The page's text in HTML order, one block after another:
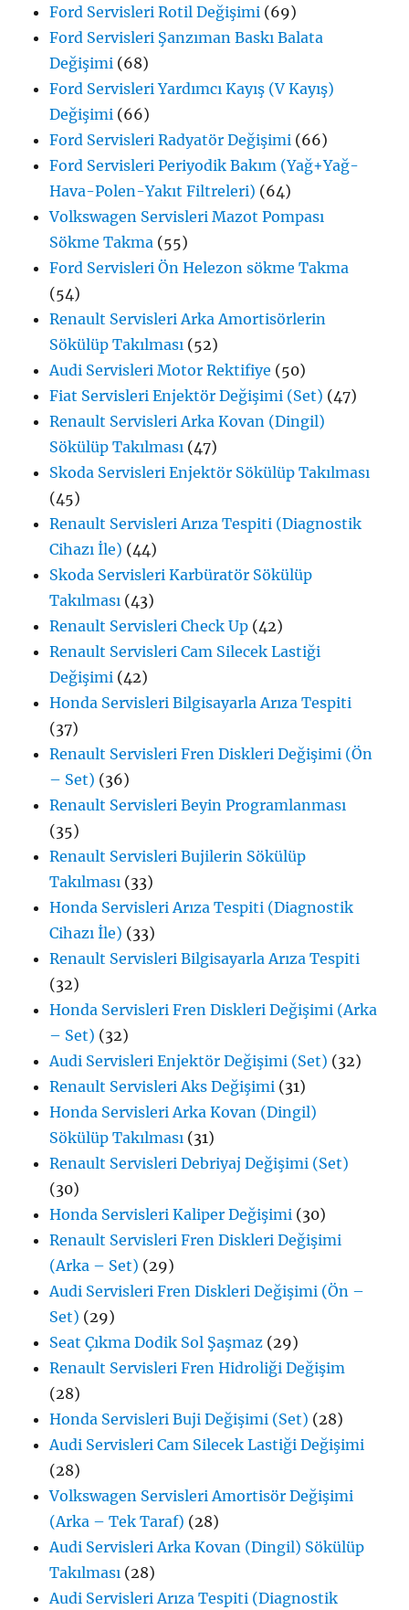
Ford Servisleri Rotil Değişimi (69)
Ford Servisleri Şanzıman Baskı Balata
Değişimi (68)
Ford Servisleri Yardımcı Kayış (V Kayış)
Değişimi (66)
Ford Servisleri Radyatör Değişimi (66)
Ford Servisleri Periyodik Bakım (Yağ+Yağ-
Hava-Polen-Yakıt Filtreleri) (64)
Volkswagen Servisleri Mazot Pompası
Sökme Takma (55)
Ford Servisleri Ön Helezon sökme Takma
(54)
Renault Servisleri Arka Amortisörlerin
Sökülüp Takılması (52)
Audi Servisleri Motor Rektifiye (50)
Fiat Servisleri Enjektör Değişimi (Set) (47)
Renault Servisleri Arka Kovan (Dingil)
Sökülüp Takılması (47)
Skoda Servisleri Enjektör Sökülüp Takılması
(45)
Renault Servisleri Arıza Tespiti (Diagnostik
Cihazı İle) (44)
Skoda Servisleri Karbüratör Sökülüp
Takılması (43)
Renault Servisleri Check Up (42)
Renault Servisleri Cam Silecek Lastiği
Değişimi (42)
Honda Servisleri Bilgisayarla Arıza Tespiti
(37)
Renault Servisleri Fren Diskleri Değişimi (Ön
– Set) (36)
Renault Servisleri Beyin Programlanması
(35)
Renault Servisleri Bujilerin Sökülüp
Takılması (33)
Honda Servisleri Arıza Tespiti (Diagnostik
Cihazı İle) (33)
Renault Servisleri Bilgisayarla Arıza Tespiti
(32)
Honda Servisleri Fren Diskleri Değişimi (Arka
– Set) (32)
Audi Servisleri Enjektör Değişimi (Set) (32)
Renault Servisleri Aks Değişimi (31)
Honda Servisleri Arka Kovan (Dingil)
Sökülüp Takılması (31)
Renault Servisleri Debriyaj Değişimi (Set)
(30)
Honda Servisleri Kaliper Değişimi (30)
Renault Servisleri Fren Diskleri Değişimi
(Arka – Set) (29)
Audi Servisleri Fren Diskleri Değişimi (Ön –
Set) (29)
Seat Çıkma Dodik Sol Şaşmaz (29)
Renault Servisleri Fren Hidroliği Değişim
(28)
Honda Servisleri Buji Değişimi (Set) (28)
Audi Servisleri Cam Silecek Lastiği Değişimi
(28)
Volkswagen Servisleri Amortisör Değişimi
(Arka – Tek Taraf) (28)
Audi Servisleri Arka Kovan (Dingil) Sökülüp
Takılması (28)
Audi Servisleri Arıza Tespiti (Diagnostik